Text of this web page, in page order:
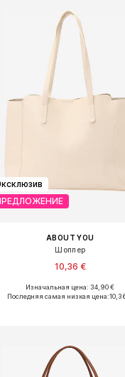
ABOUT YOU
Шоппер
10,36 €
Доступные размеры: One Size
Изначальная цена: 34,90 €
Последняя самая низкая цена: